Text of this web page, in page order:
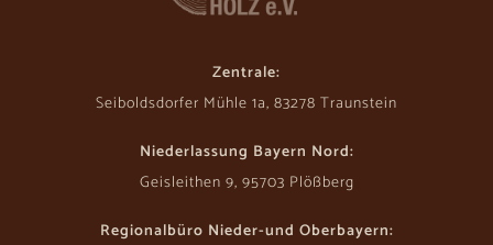
Zentrale:
Seiboldsdorfer Mühle 1a, 83278 Traunstein
Niederlassung Bayern Nord:
Geisleithen 9, 95703 Plößberg
Regionalbüro Nieder-und Oberbayern: